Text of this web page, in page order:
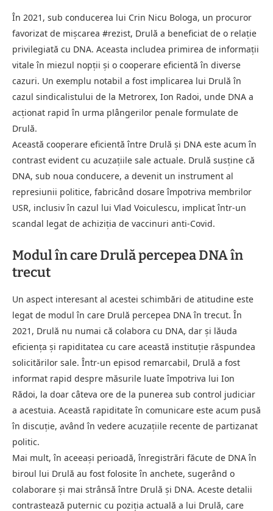
În 2021, sub conducerea lui Crin Nicu Bologa, un procuror
favorizat de mișcarea #rezist, Drulă a beneficiat de o relație
privilegiată cu DNA. Aceasta includea primirea de informații
vitale în miezul nopții și o cooperare eficientă în diverse
cazuri. Un exemplu notabil a fost implicarea lui Drulă în
cazul sindicalistului de la Metrorex, Ion Radoi, unde DNA a
acționat rapid în urma plângerilor penale formulate de
Drulă.
Această cooperare eficientă între Drulă și DNA este acum în
contrast evident cu acuzațiile sale actuale. Drulă susține că
DNA, sub noua conducere, a devenit un instrument al
represiunii politice, fabricând dosare împotriva membrilor
USR, inclusiv în cazul lui Vlad Voiculescu, implicat într-un
scandal legat de achiziția de vaccinuri anti-Covid.
Modul în care Drulă percepea DNA în
trecut
Un aspect interesant al acestei schimbări de atitudine este
legat de modul în care Drulă percepea DNA în trecut. În
2021, Drulă nu numai că colabora cu DNA, dar și lăuda
eficiența și rapiditatea cu care această instituție răspundea
solicitărilor sale. Într-un episod remarcabil, Drulă a fost
informat rapid despre măsurile luate împotriva lui Ion
Rădoi, la doar câteva ore de la punerea sub control judiciar
a acestuia. Această rapiditate în comunicare este acum pusă
în discuție, având în vedere acuzațiile recente de partizanat
politic.
Mai mult, în aceeași perioadă, înregistrări făcute de DNA în
biroul lui Drulă au fost folosite în anchete, sugerând o
colaborare și mai strânsă între Drulă și DNA. Aceste detalii
contrastează puternic cu poziția actuală a lui Drulă, care